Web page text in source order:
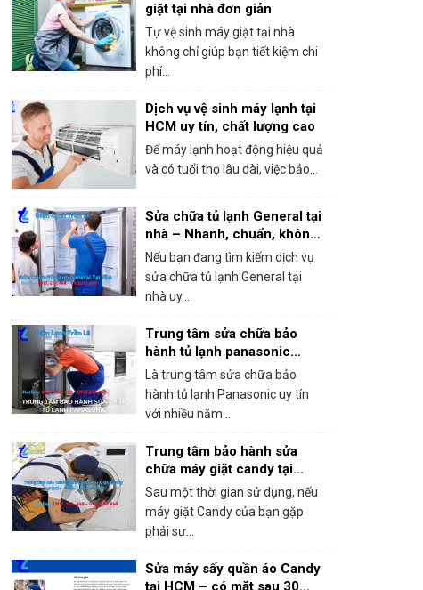
giặt tại nhà đơn giản
Tự vệ sinh máy giặt tại nhà
không chỉ giúp bạn tiết kiệm chi
phí...
Dịch vụ vệ sinh máy lạnh tại
HCM uy tín, chất lượng cao
Để máy lạnh hoạt động hiệu quả
và có tuổi thọ lâu dài, việc bảo...
Sửa chữa tủ lạnh General tại
nhà – Nhanh, chuẩn, không
chặt chém!
Nếu bạn đang tìm kiếm dịch vụ
sửa chữa tủ lạnh General tại
nhà uy...
Trung tâm sửa chữa bảo
hành tủ lạnh panasonic
khắc phục mọi sự cố trong 1
lần gọi
Là trung tâm sửa chữa bảo
hành tủ lạnh Panasonic uy tín
với nhiều năm...
Trung tâm bảo hành sửa
chữa máy giặt candy tại
HCM – Giá rẻ, bắt lỗi chính
xác 100%
Sau một thời gian sử dụng, nếu
máy giặt Candy của bạn gặp
phải sự...
Sửa máy sấy quần áo Candy
tại HCM – có mặt sau 30